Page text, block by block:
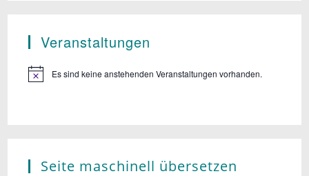
Veranstaltungen
Es sind keine anstehenden Veranstaltungen vorhanden.
Seite maschinell übersetzen